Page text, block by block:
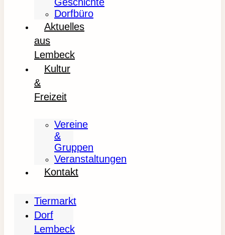
Dorfbüro
Aktuelles
aus
Lembeck
Kultur
&
Freizeit
Vereine
&
Gruppen
Veranstaltungen
Kontakt
Tiermarkt
Dorf
Lembeck